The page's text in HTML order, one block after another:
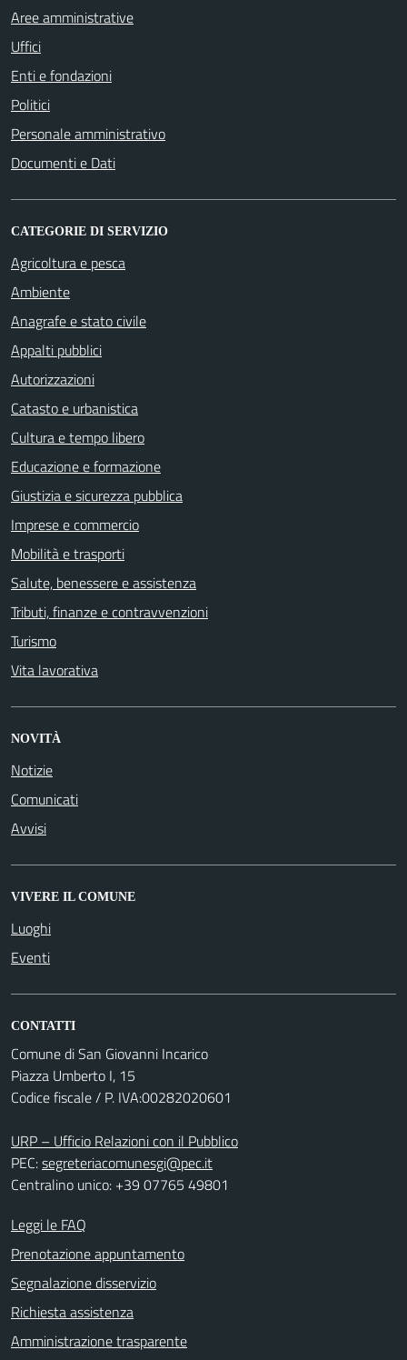
Aree amministrative
Uffici
Enti e fondazioni
Politici
Personale amministrativo
Documenti e Dati
CATEGORIE DI SERVIZIO
Agricoltura e pesca
Ambiente
Anagrafe e stato civile
Appalti pubblici
Autorizzazioni
Catasto e urbanistica
Cultura e tempo libero
Educazione e formazione
Giustizia e sicurezza pubblica
Imprese e commercio
Mobilità e trasporti
Salute, benessere e assistenza
Tributi, finanze e contravvenzioni
Turismo
Vita lavorativa
NOVITÀ
Notizie
Comunicati
Avvisi
VIVERE IL COMUNE
Luoghi
Eventi
CONTATTI
Comune di San Giovanni Incarico
Piazza Umberto I, 15
Codice fiscale / P. IVA:00282020601
URP – Ufficio Relazioni con il Pubblico
PEC:segreteriacomunesgi@pec.it
Centralino unico: +39 07765 49801
Leggi le FAQ
Prenotazione appuntamento
Segnalazione disservizio
Richiesta assistenza
Amministrazione trasparente